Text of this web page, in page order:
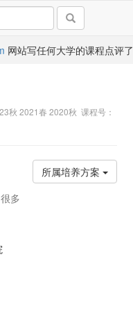
网站写任何大学的课程点评了
秋 2021春 2020秋 课程号：
所属培养方案
多